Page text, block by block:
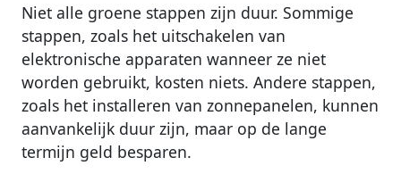
Niet alle groene stappen zijn duur. Sommige
stappen, zoals het uitschakelen van
elektronische apparaten wanneer ze niet
worden gebruikt, kosten niets. Andere stappen,
zoals het installeren van zonnepanelen, kunnen
aanvankelijk duur zijn, maar op de lange
termijn geld besparen.